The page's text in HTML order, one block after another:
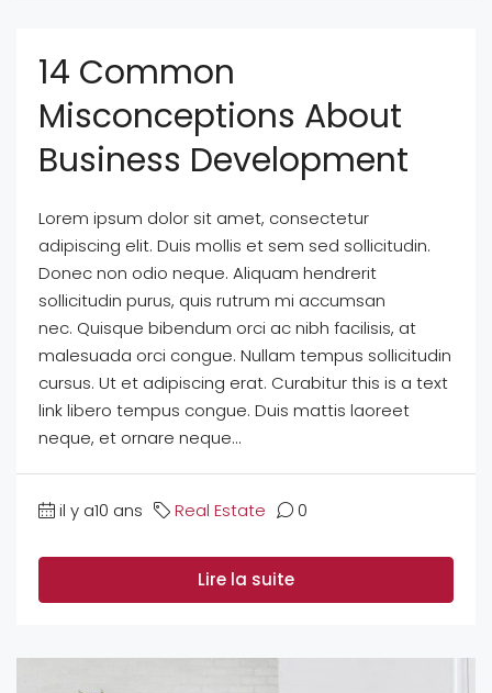
14 Common
Misconceptions About
Business Development
Lorem ipsum dolor sit amet, consectetur
adipiscing elit. Duis mollis et sem sed sollicitudin.
Donec non odio neque. Aliquam hendrerit
sollicitudin purus, quis rutrum mi accumsan
nec. Quisque bibendum orci ac nibh facilisis, at
malesuada orci congue. Nullam tempus sollicitudin
cursus. Ut et adipiscing erat. Curabitur this is a text
link libero tempus congue. Duis mattis laoreet
neque, et ornare neque...
il y a10 ans Real Estate 0
Lire la suite